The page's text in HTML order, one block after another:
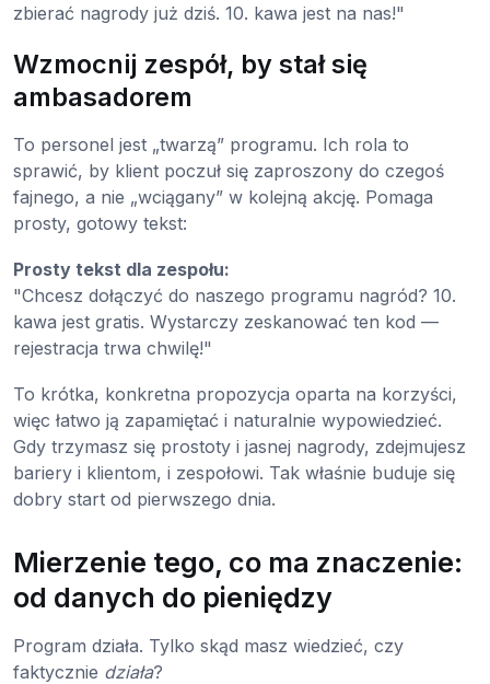
zbierać nagrody już dziś. 10. kawa jest na nas!"
Wzmocnij zespół, by stał się
ambasadorem
To personel jest „twarzą” programu. Ich rola to
sprawić, by klient poczuł się zaproszony do czegoś
fajnego, a nie „wciągany” w kolejną akcję. Pomaga
prosty, gotowy tekst:
Prosty tekst dla zespołu:
"Chcesz dołączyć do naszego programu nagród? 10.
kawa jest gratis. Wystarczy zeskanować ten kod —
rejestracja trwa chwilę!"
To krótka, konkretna propozycja oparta na korzyści,
więc łatwo ją zapamiętać i naturalnie wypowiedzieć.
Gdy trzymasz się prostoty i jasnej nagrody, zdejmujesz
bariery i klientom, i zespołowi. Tak właśnie buduje się
dobry start od pierwszego dnia.
Mierzenie tego, co ma znaczenie:
od danych do pieniędzy
Program działa. Tylko skąd masz wiedzieć, czy
faktycznie działa?